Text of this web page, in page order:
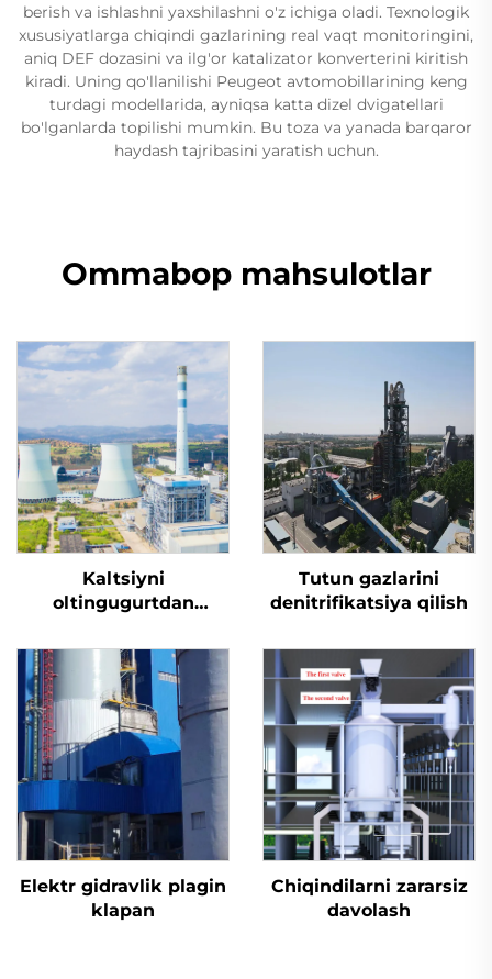
berish va ishlashni yaxshilashni o'z ichiga oladi. Texnologik
xususiyatlarga chiqindi gazlarining real vaqt monitoringini,
aniq DEF dozasini va ilg'or katalizator konverterini kiritish
kiradi. Uning qo'llanilishi Peugeot avtomobillarining keng
turdagi modellarida, ayniqsa katta dizel dvigatellari
bo'lganlarda topilishi mumkin. Bu toza va yanada barqaror
haydash tajribasini yaratish uchun.
Ommabop mahsulotlar
Kaltsiyni
oltingugurtdan
Tutun gazlarini
denitrifikatsiya qilish
Elektr gidravlik plagin
klapan
Chiqindilarni zararsiz
davolash